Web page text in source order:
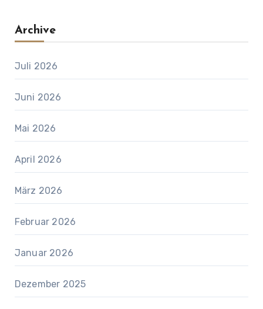
Archive
Juli 2026
Juni 2026
Mai 2026
April 2026
März 2026
Februar 2026
Januar 2026
Dezember 2025